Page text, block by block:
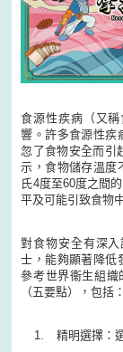
食源性疾病（又
響。許多食源性疾
忽了食物安全而引
示，食物儲存溫度
氏4度至60度之間
平及可能引致食物
對食物安全有深
士，能夠顯著降低
參考世界衞生組織
（五要點），包括：
精明選擇：